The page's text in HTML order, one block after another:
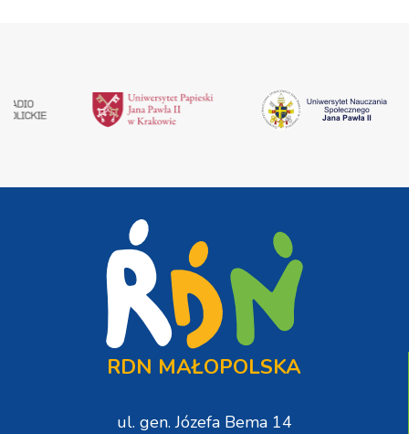
RDN MAŁOPOLSKA
ul. gen. Józefa Bema 14